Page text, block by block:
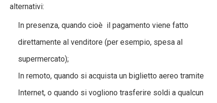
alternativi:
In presenza, quando cioè il pagamento viene fatto
direttamente al venditore (per esempio, spesa al
supermercato);
In remoto, quando si acquista un biglietto aereo tramite
Internet, o quando si vogliono trasferire soldi a qualcun